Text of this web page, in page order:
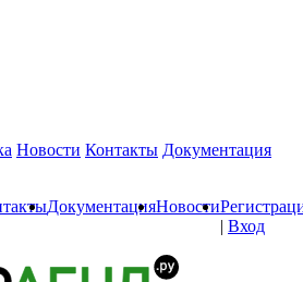
Новости Контакты Документация
ДокументацияНовости
| Вход